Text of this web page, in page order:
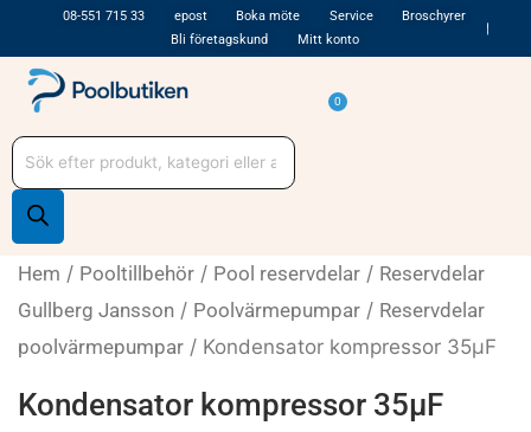
till
innehåll
08-551 715 33 epost Boka möte Service
Broschyrer
Bli företagskund
Mitt konto
0
Varukorg
Produktsökning
Hem / Pooltillbehör / Pool reservdelar / Reservdelar
Gullberg Jansson / Poolvärmepumpar / Reservdelar
poolvärmepumpar / Kondensator kompressor 35µF
Kondensator kompressor 35µF